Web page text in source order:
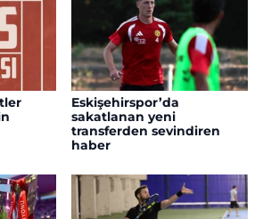
Eskişehirspor’da
sakatlanan yeni
transferden sevindiren
haber